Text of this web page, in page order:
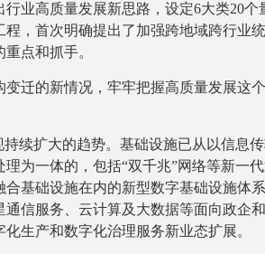
业高质量发展新思路，设定6大类20
，首次明确提出了加强跨地域跨行业
点和抓手。
变迁的新情况，牢牢把握高质量发展这
续扩大的趋势。基础设施已从以信息
为一体的，包括“双千兆”网络等新一
基础设施在内的新型数字基础设施体
信服务、云计算及大数据等面向政企
生产和数字化治理服务新业态扩展。